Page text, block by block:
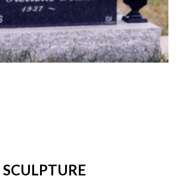
SCULPTURE